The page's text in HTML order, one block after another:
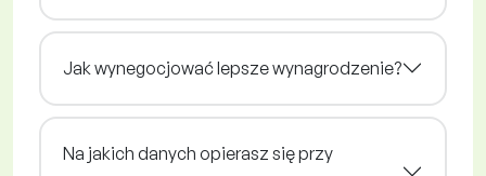
Jak wynegocjować lepsze wynagrodzenie?
Na jakich danych opierasz się przy